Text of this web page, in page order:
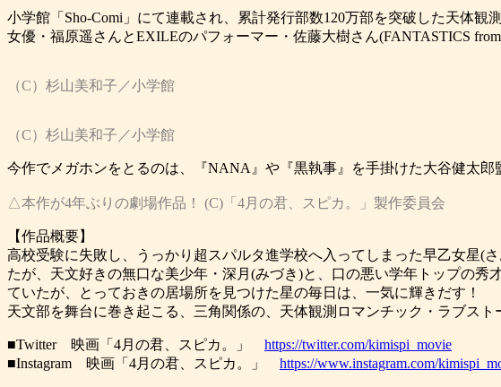
小学館「Sho-Comi」にて連載され、累計発行部数120万部を突破した天体観
女優・福原遥さんとEXILEのパフォーマー・佐藤大樹さん(FANTASTICS
（C）杉山美和子／小学館
（C）杉山美和子／小学館
今作でメガホンをとるのは、『NANA』や『黒執事』を手掛けた大谷健太郎
△本作が4年ぶりの劇場作品！ (C)「4月の君、スピカ。」製作委員会
【作品概要】
高校受験に失敗し、うっかり超スパルタ進学校へ入ってしまった早乙女星(
たが、天文好きの無口な美少年・深月(みづき)と、口の悪い学年トップの
ていたが、とっておきの居場所を見つけた星の毎日は、一気に輝きだす！
天文部を舞台に巻き起こる、三角関係の、天体観測ロマンチック・ラブスト
■Twitter 映画「4月の君、スピカ。」 https://twitter.com/kimispi_movie
■Instagram 映画「4月の君、スピカ。」 https://www.instagram.com/